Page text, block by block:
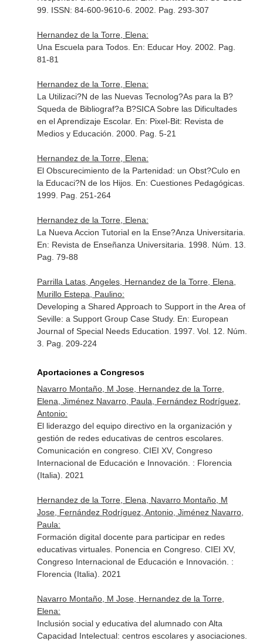
99. ISSN: 84-600-9610-6 . 2002. Pag. 293-307
Hernandez de la Torre, Elena:
Una Escuela para Todos. En: Educar Hoy. 2002. Pag.
81-81
Hernandez de la Torre, Elena:
La Utilizaci?N de las Nuevas Tecnolog?As para la B?
Squeda de Bibliograf?a B?SICA Sobre las Dificultades
en el Aprendizaje Escolar. En: Pixel-Bit: Revista de
Medios y Educación . 2000. Pag. 5-21
Hernandez de la Torre, Elena:
El Obscurecimiento de la Partenidad: un Obst?Culo en
la Educaci?N de los Hijos. En: Cuestiones Pedagógicas.
1999. Pag. 251-264
Hernandez de la Torre, Elena:
La Nueva Accion Tutorial en la Ense?Anza Universitaria.
En: Revista de Enseñanza Universitaria . 1998. Núm. 13.
Pag. 79-88
Parrilla Latas, Angeles, Hernandez de la Torre, Elena,
Murillo Estepa, Paulino:
Developing a Shared Approach to Support in the Area of
Seville: a Support Group Case Study. En: European
Journal of Special Needs Education . 1997. Vol. 12. Núm.
3. Pag. 209-224
Aportaciones a Congresos
Navarro Montaño, M Jose, Hernandez de la Torre,
Elena, Jiménez Navarro, Paula, Fernández Rodríguez,
Antonio:
El liderazgo del equipo directivo en la organización y
gestión de redes educativas de centros escolares.
Comunicación en congreso. CIEI XV, Congreso
Internacional de Educación e Innovación. : Florencia
(Italia). 2021
Hernandez de la Torre, Elena, Navarro Montaño, M
Jose, Fernández Rodríguez, Antonio, Jiménez Navarro,
Paula:
Formación digital docente para participar en redes
educativas virtuales. Ponencia en Congreso. CIEI XV,
Congreso Internacional de Educación e Innovación. :
Florencia (Italia). 2021
Navarro Montaño, M Jose, Hernandez de la Torre,
Elena:
Inclusión social y educativa del alumnado con Alta
Capacidad Intelectual: centros escolares y asociaciones.